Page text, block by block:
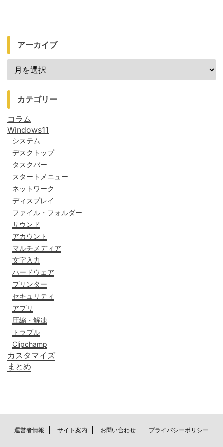
アーカイブ
カテゴリー
コラム
Windows11
システム
デスクトップ
タスクバー
スタートメニュー
ネットワーク
ディスプレイ
ファイル・フォルダー
サウンド
アカウント
マルチメディア
文字入力
ハードウェア
プリンター
セキュリティ
アプリ
圧縮・解凍
トラブル
Clipchamp
カスタマイズ
まとめ
運営者情報 サイト案内 お問い合わせ プライバシーポリシー